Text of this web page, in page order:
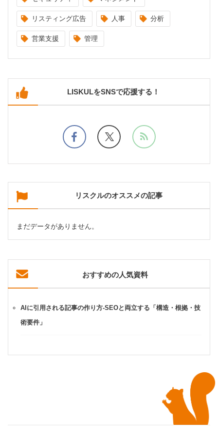
リスティング広告 人事 分析
営業支援 管理
LISKULをSNSで応援する！
リスクルのオススメの記事
まだデータがありません。
おすすめの人気資料
AIに引用される記事の作り方-SEOと両立する「構造・根拠・技
術要件」